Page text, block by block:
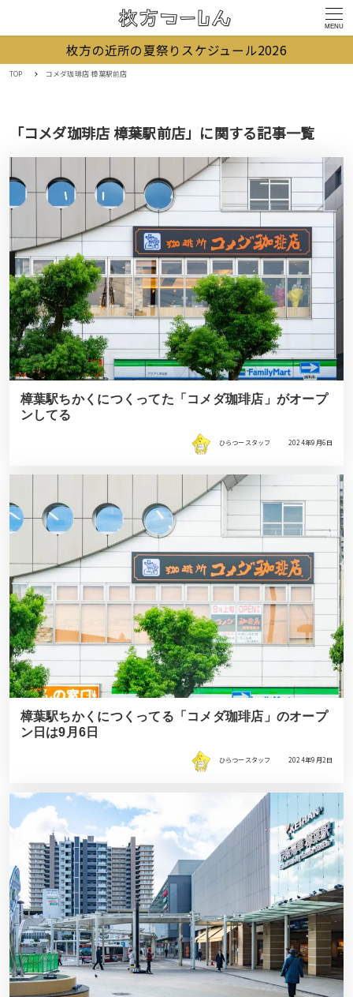
MENU
枚方の近所の夏祭りスケジュール2026
TOP コメダ珈琲店 樟葉駅前店
「コメダ珈琲店 樟葉駅前店」に関する記事一覧
樟葉駅ちかくにつくってた「コメダ珈琲店」がオープ
ンしてる
ひらつースタッフ 2024年9月6日
樟葉駅ちかくにつくってる「コメダ珈琲店」のオープ
ン日は9月6日
ひらつースタッフ 2024年9月2日